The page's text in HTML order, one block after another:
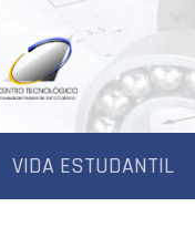
VIDA ESTUDANTIL